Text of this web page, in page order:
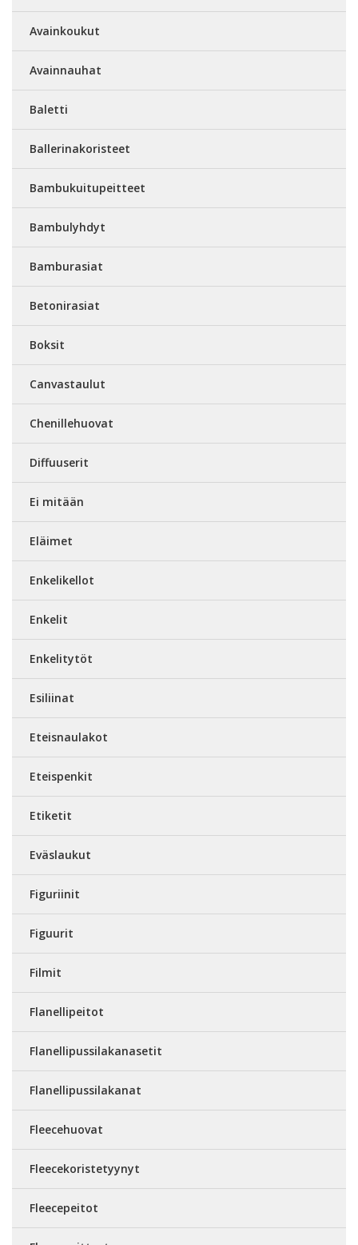
Avainkoukut
Avainnauhat
Baletti
Ballerinakoristeet
Bambukuitupeitteet
Bambulyhdyt
Bamburasiat
Betonirasiat
Boksit
Canvastaulut
Chenillehuovat
Diffuuserit
Ei mitään
Eläimet
Enkelikellot
Enkelit
Enkelitytöt
Esiliinat
Eteisnaulakot
Eteispenkit
Etiketit
Eväslaukut
Figuriinit
Figuurit
Filmit
Flanellipeitot
Flanellipussilakanasetit
Flanellipussilakanat
Fleecehuovat
Fleecekoristetyynyt
Fleecepeitot